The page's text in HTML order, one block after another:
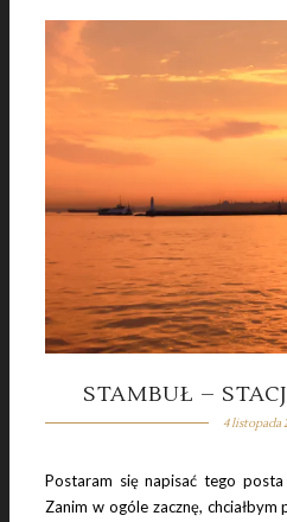
STAMBUŁ –
4 listopada
Postaram się napisać tego
Zanim w ogóle zacznę,